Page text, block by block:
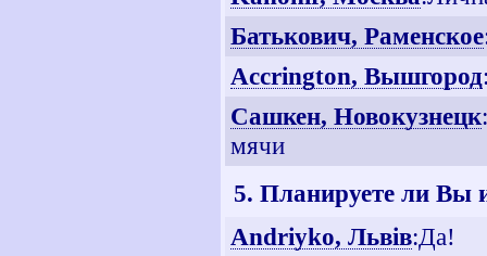
Батькович, Раменское
Accrington, Вышгород
Сашкен, Новокузнецк
мячи
5. Планируете ли Вы
Andriyko, Львiв:Да!